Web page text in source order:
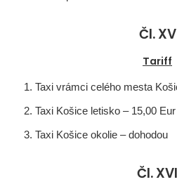
Čl. XV
Tariff
Taxi vrámci celého mesta
Taxi Košice letisko – 15,00 Eur
Taxi Košice okolie – dohodou
Čl. XVI